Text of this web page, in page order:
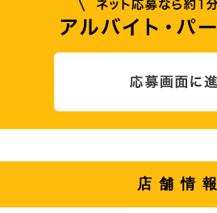
店舗情報